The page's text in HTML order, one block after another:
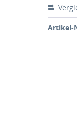
Artikel-